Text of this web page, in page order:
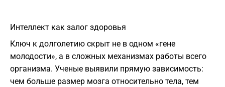
​Интеллект как залог здоровья
​Ключ к долголетию скрыт не в одном «гене
молодости», а в сложных механизмах работы всего
организма. Ученые выявили прямую зависимость:
чем больше размер мозга относительно тела, тем